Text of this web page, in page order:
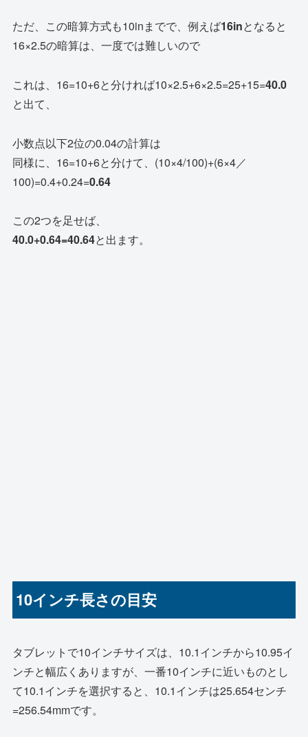
ただ、この暗算方式も10inまでで、例えば16inとなると
16×2.5の暗算は、一度では難しいので
これは、16=10+6と分ければ10×2.5+6×2.5=25+15=40.0
と出て、
小数点以下2位の0.04の計算は
同様に、16=10+6と分けて、(10×4/100)+(6×4／
100)=0.4+0.24=0.64
この2つを足せば、
40.0+0.64=40.64と出ます。
10インチ長さの目安
タブレットで10インチサイズは、10.1インチから10.95イ
ンチと幅広くありますが、一番10インチに近いものとし
て10.1インチを選択すると、10.1インチは25.654センチ
=256.54mmです。